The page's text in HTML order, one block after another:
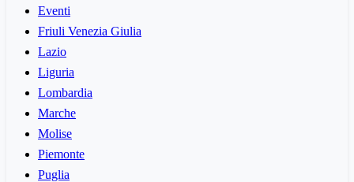
Eventi
Friuli Venezia Giulia
Lazio
Liguria
Lombardia
Marche
Molise
Piemonte
Puglia